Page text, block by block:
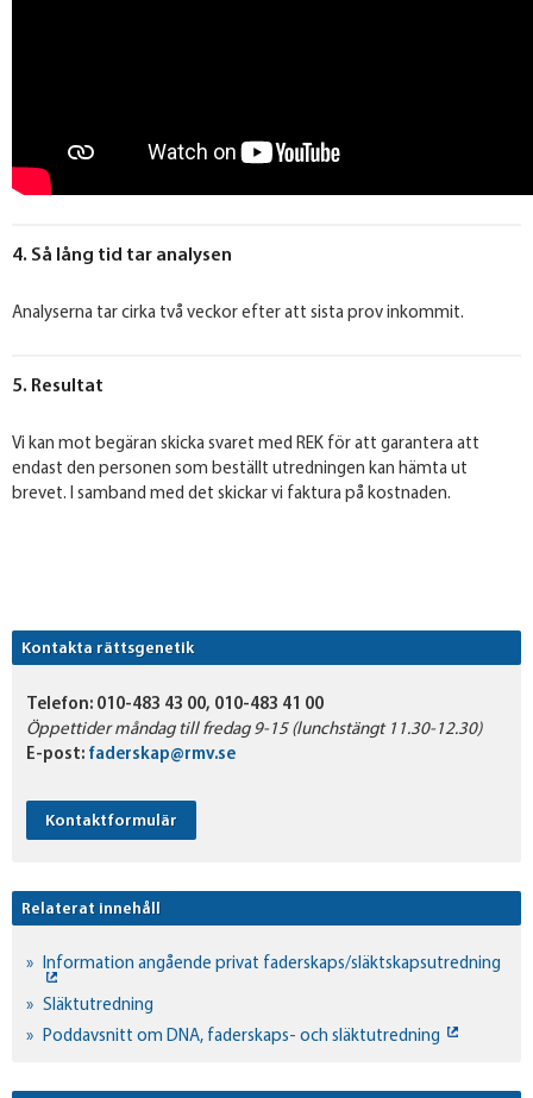
4. Så lång tid tar analysen
Analyserna tar cirka två veckor efter att sista prov inkommit.
5. Resultat
Vi kan mot begäran skicka svaret med REK för att garantera att
endast den personen som beställt utredningen kan hämta ut
brevet. I samband med det skickar vi faktura på kostnaden.
Kontakta rättsgenetik
Telefon: 010-483 43 00, 010-483 41 00
Öppettider måndag till fredag 9-15 (lunchstängt 11.30-12.30)
E-post: faderskap@rmv.se
Kontaktformulär
Relaterat innehåll
Information angående privat faderskaps/släktskapsutredning
Släktutredning
Poddavsnitt om DNA, faderskaps- och släktutredning